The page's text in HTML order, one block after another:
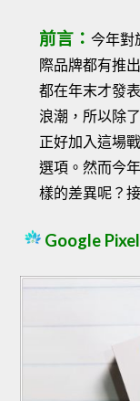
前言： 今年對
際品牌都有推
都在年末才發
浪潮，所以除
正好加入這場
選項。然而今
樣的差異呢？
Google